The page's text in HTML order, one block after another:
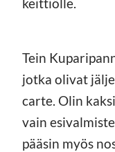
Tein
jotka olivat
carte. Olin
vain
pääsin myös